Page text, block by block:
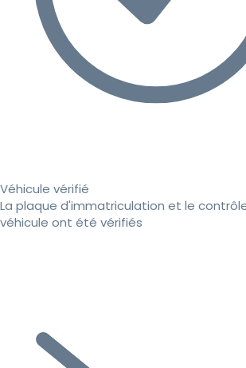
Véhicule vérifié
La plaque d'immatriculation et le
véhicule ont été vérifiés